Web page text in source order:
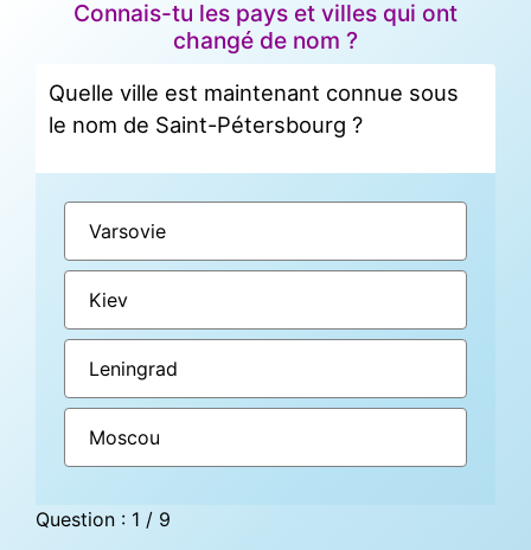
Connais-tu les pays et villes qui ont
changé de nom ?
Quelle ville est maintenant connue sous
le nom de Saint-Pétersbourg ?
Varsovie
Kiev
Leningrad
Moscou
Question : 1 / 9